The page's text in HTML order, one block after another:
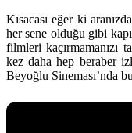
Kısacası eğer ki
her sene olduğu gibi
filmleri kaçırmamanızı
kez daha hep beraber
Beyoğlu Sineması’nda